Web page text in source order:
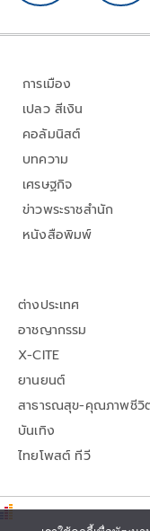
การเมือง
เปลว สีเงิน
คอลัมนิสต์
บทความ
เศรษฐกิจ
ข่าวพระราชสำนัก
หนังสือพิมพ์
ต่างประเทศ
อาชญากรรม
X-CITE
ยานยนต์
สาธารณสุข-คุณภาพชีวิ
บันเทิง
ไทยโพสต์ ทีวี